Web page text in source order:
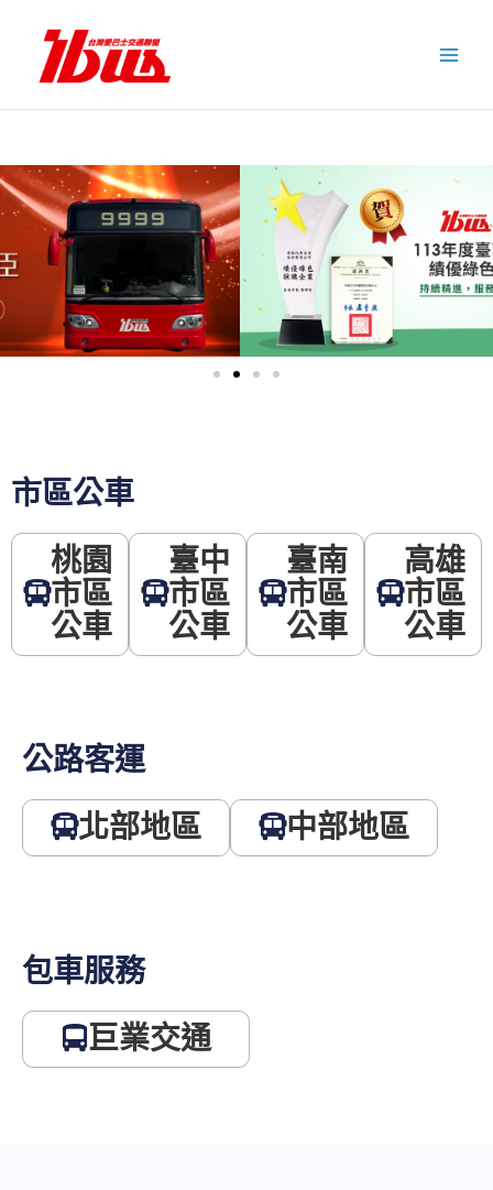
內
市區公車
桃園
市區
公車
臺中
市區
公車
臺南
市區
公車
高雄
市區
公車
公路客運
北部地區
中部地區
包車服務
巨業交通